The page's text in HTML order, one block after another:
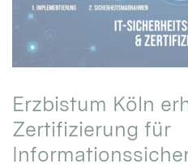
Erzbistum Köln
Zertifizierung für